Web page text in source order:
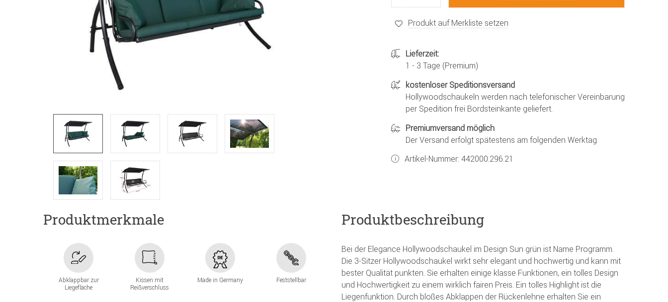
Produkt auf Merkliste setzen
Lieferzeit:
1 - 3 Tage (Premium)
kostenloser Speditionsversand
Hollywoodschaukeln werden nach telefonischer Vereinbarung
per Spedition frei Bordsteinkante geliefert.
Premiumversand möglich
Der Versand erfolgt spätestens am folgenden Werktag
Artikel-Nummer: 442000.296.21
Produktmerkmale
Abklappbar zur
Liegefläche
Kissen mit
Reißverschluss
Made in Germany Feststellbar
Produktbeschreibung
Bei der Elegance Hollywoodschaukel im Design Sun grün ist Name Programm.
Die 3-Sitzer Hollywoodschaukel wirkt sehr elegant und hochwertig und kann mit
bester Qualität punkten. Sie erhalten einige klasse Funktionen, ein tolles Design
und Hochwertigkeit zu einem wirklich fairen Preis. Ein tolles Highlight ist die
Liegenfunktion. Durch bloßes Abklappen der Rückenlehne erhalten Sie ein